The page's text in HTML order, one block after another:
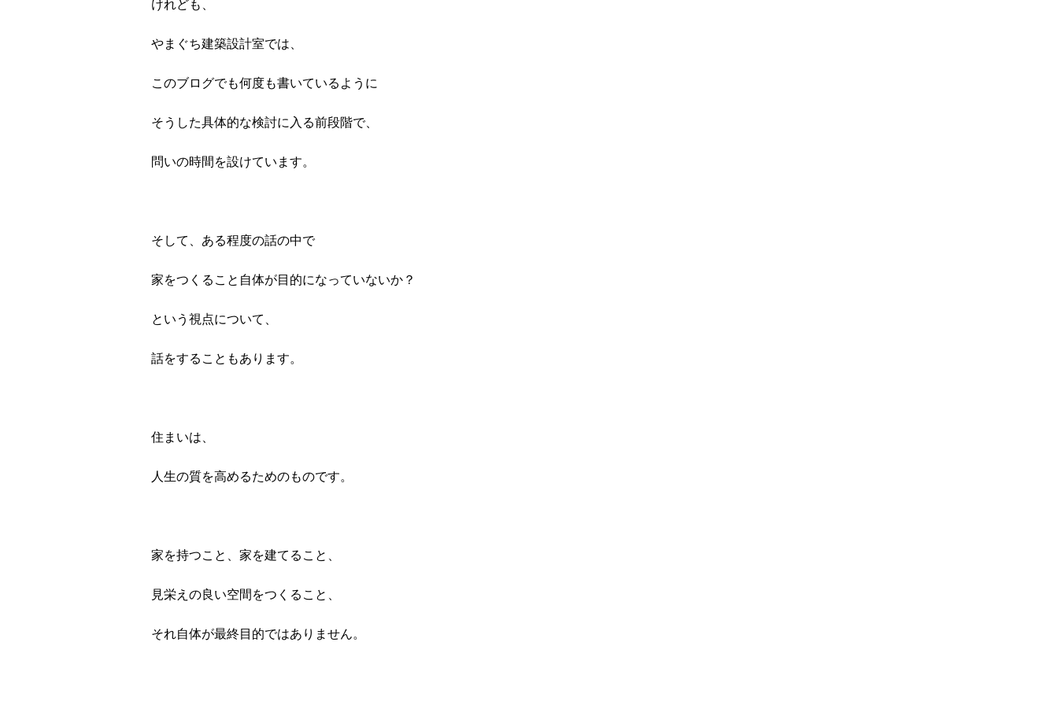
けれども、
やまぐち建築設計室では、
このブログでも何度も書いているように
そうした具体的な検討に入る前段階で、
問いの時間を設けています。
そして、ある程度の話の中で
家をつくること自体が目的になっていないか？
という視点について、
話をすることもあります。
住まいは、
人生の質を高めるためのものです。
家を持つこと、家を建てること、
見栄えの良い空間をつくること、
それ自体が最終目的ではありません。